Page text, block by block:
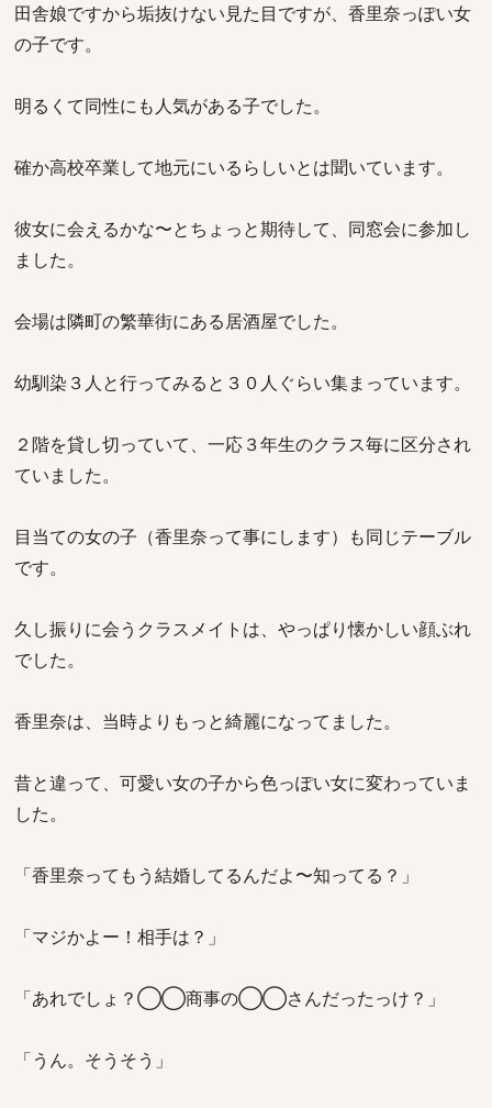
田舎娘ですから垢抜けない見た目ですが、香里奈っぽい女
の子です。
明るくて同性にも人気がある子でした。
確か高校卒業して地元にいるらしいとは聞いています。
彼女に会えるかな〜とちょっと期待して、同窓会に参加し
ました。
会場は隣町の繁華街にある居酒屋でした。
幼馴染３人と行ってみると３０人ぐらい集まっています。
２階を貸し切っていて、一応３年生のクラス毎に区分され
ていました。
目当ての女の子（香里奈って事にします）も同じテーブル
です。
久し振りに会うクラスメイトは、やっぱり懐かしい顔ぶれ
でした。
香里奈は、当時よりもっと綺麗になってました。
昔と違って、可愛い女の子から色っぽい女に変わっていま
した。
「香里奈ってもう結婚してるんだよ〜知ってる？」
「マジかよー！相手は？」
「あれでしょ？◯◯商事の◯◯さんだったっけ？」
「うん。そうそう」